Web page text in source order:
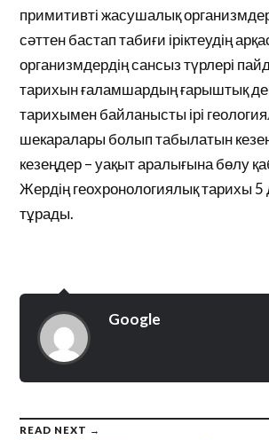
примитивті жасушалық
сәттен бастап табиғи іріктеудің
организмдердің сансыз түрлері
тарихын ғаламшардың ғарыштық
тарихымен байланысты ірі
шекаралары болып табылатын
кезеңдер – уақыт аралығына бөлу
Жердің геохронологиялық тарихы 5
тұрады.
Google
READ NEXT →